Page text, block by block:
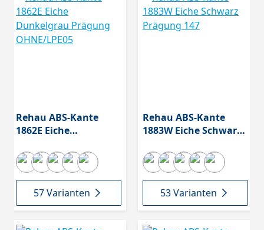
Rehau ABS-Kante
1862E Eiche
OHNE/LPE05
57 Varianten
Rehau ABS-Kante
1883W Eiche Schwarz
53 Varianten